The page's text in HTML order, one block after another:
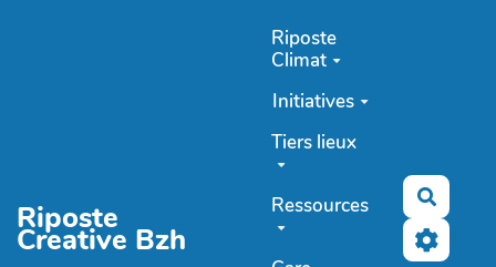
Riposte
Creative Bzh
Riposte
Climat
Initiatives
Tiers lieux
Ressources